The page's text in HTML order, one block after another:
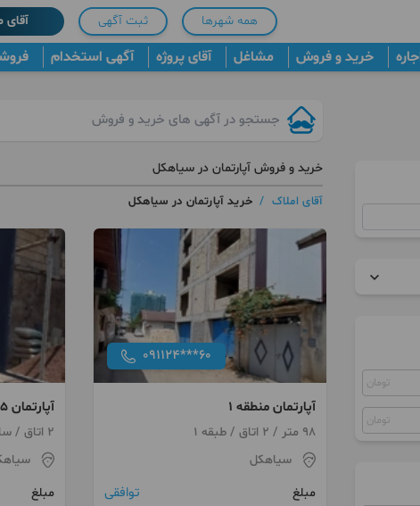
همه شهرها ثبت آگهی آقای
خرید و فروش مشاغل آقای پروژه آگهی استخدام
تومان
تومان
خرید و فروش آپارتمان در سیاهکل
آقای املاک / خرید آپارتمان در سیاهکل
091124***60
آپارتمان منطقه 1
98 متر / 2 اتاق / طبقه 1
سیاهکل
مبلغ
توافقی
آپارتمان ۶۵ متری راه جدا مرکز شهر
2 اتاق / ساخت 1404 / پارکینگ
مبلغ